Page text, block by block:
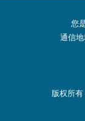
您
通信
版权所